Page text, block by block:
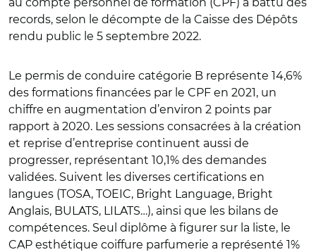
records, selon le décompte de la Caisse des Dépôts
rendu public le 5 septembre 2022.
Le permis de conduire catégorie B représente 14,6%
des formations financées par le CPF en 2021, un
chiffre en augmentation d’environ 2 points par
rapport à 2020. Les sessions consacrées à la création
et reprise d’entreprise continuent aussi de
progresser, représentant 10,1% des demandes
validées. Suivent les diverses certifications en
langues (TOSA, TOEIC, Bright Language, Bright
Anglais, BULATS, LILATS…), ainsi que les bilans de
compétences. Seul diplôme à figurer sur la liste, le
CAP esthétique coiffure parfumerie a représenté 1%